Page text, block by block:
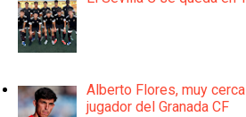
Alberto Flores, muy
jugador del Granada CF